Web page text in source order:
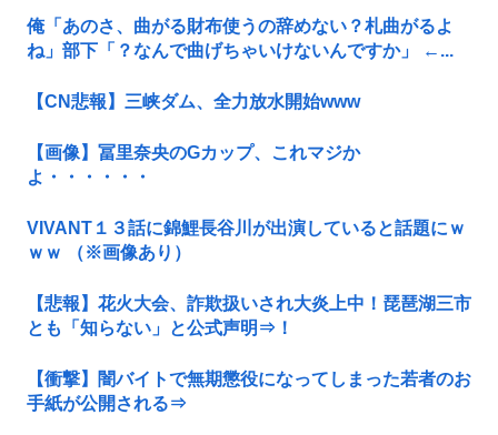
俺「あのさ、曲がる財布使うの辞めない？札曲がるよ
ね」部下「？なんで曲げちゃいけないんですか」 ←...
【CN悲報】三峡ダム、全力放水開始www
【画像】冨里奈央のGカップ、これマジか
よ・・・・・・
VIVANT１３話に錦鯉長谷川が出演していると話題にｗ
ｗｗ （※画像あり）
【悲報】花火大会、詐欺扱いされ大炎上中！琵琶湖三市
とも「知らない」と公式声明⇒！
【衝撃】闇バイトで無期懲役になってしまった若者のお
手紙が公開される⇒